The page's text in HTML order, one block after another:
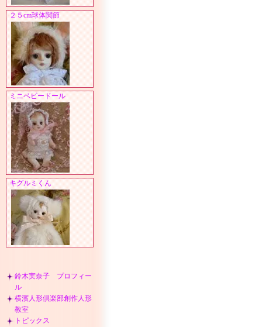
２５cm球体関節
ミニベビードール
キグルミくん
鈴木実奈子 プロフィー
ル
横濱人形倶楽部創作人形
教室
トピックス